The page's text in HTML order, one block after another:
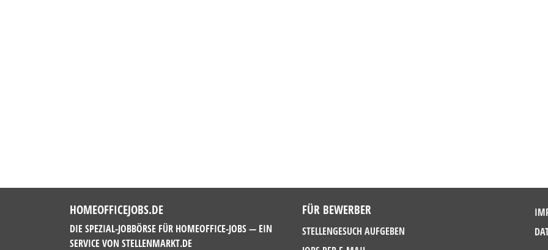
HOMEOFFICEJOBS.DE
DIE SPEZIAL-JOBBÖRSE FÜR HOMEOFFICE-JOBS — EIN
SERVICE VON STELLENMARKT.DE
FÜR BEWERBER
STELLENGESUCH AUFGEBEN